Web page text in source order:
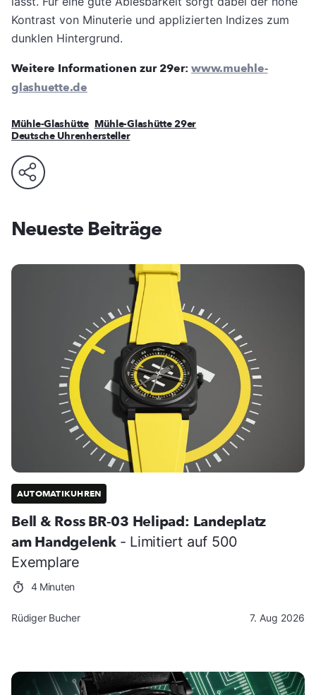
Kontrast von Minuterie und applizierten Indizes zum
dunklen Hintergrund.
Weitere Informationen zur 29er: www.muehle-
glashuette.de
Mühle-Glashütte Mühle-Glashütte 29er
Deutsche Uhrenhersteller
Neueste Beiträge
AUTOMATIKUHREN
Bell & Ross BR-03 Helipad: Landeplatz
am Handgelenk - Limitiert auf 500
Exemplare
4 Minuten
Rüdiger Bucher 7. Aug 2026